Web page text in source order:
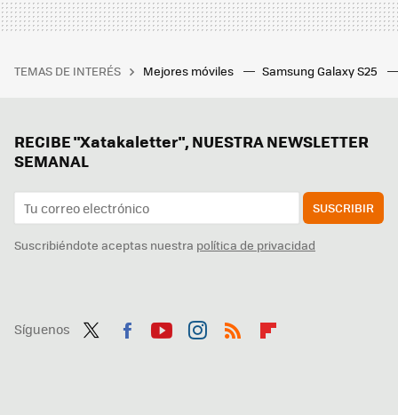
TEMAS DE INTERÉS Mejores móviles Samsung Galaxy S25
RECIBE "Xatakaletter", NUESTRA NEWSLETTER
SEMANAL
SUSCRIBIR
Suscribiéndote aceptas nuestra política de privacidad
Síguenos